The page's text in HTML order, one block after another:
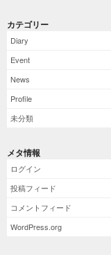
カテゴリー
Diary
Event
News
Profile
未分類
メタ情報
ログイン
投稿フィード
コメントフィード
WordPress.org